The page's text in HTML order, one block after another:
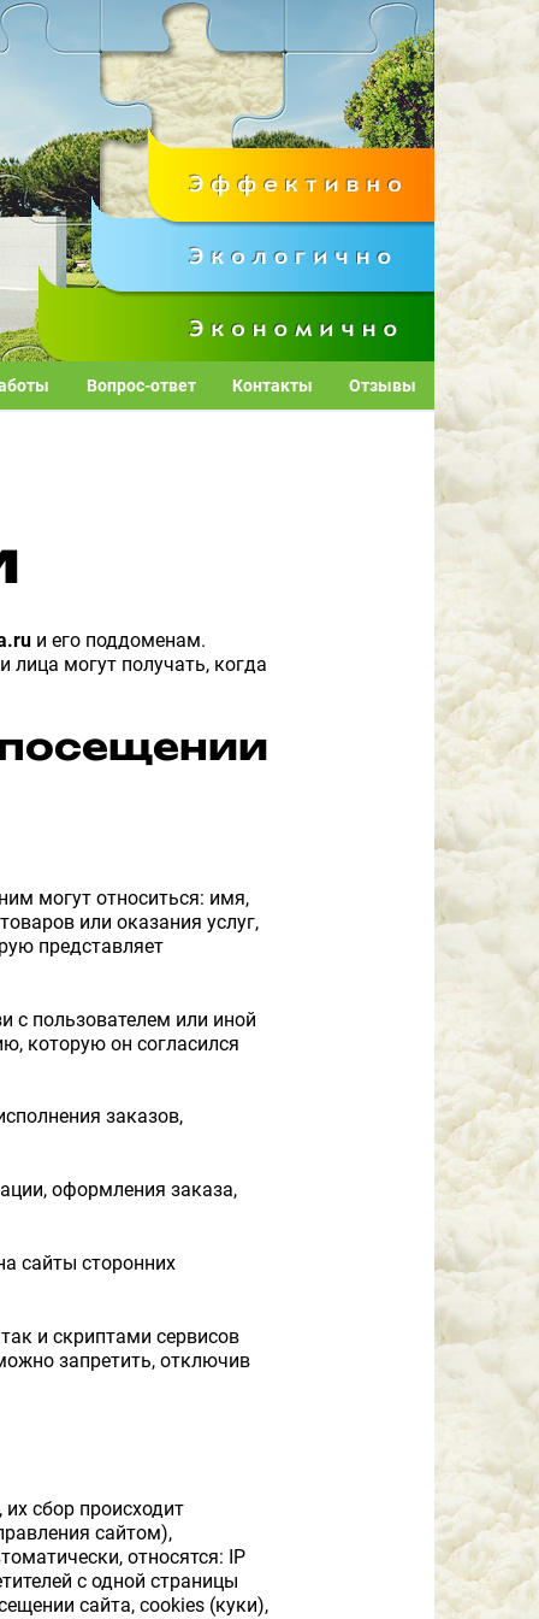
Вопрос-ответ Контакты Отзывы
и его поддоменам.
могут получать, когда
могут относиться: имя,
или оказания услуг,
представляет
с пользователем или иной
которую он согласился
заказов,
оформления заказа,
сайты сторонних
и скриптами сервисов
запретить, отключив
сбор происходит
сайтом),
относятся: IP
с одной страницы
сайта, cookies (куки),